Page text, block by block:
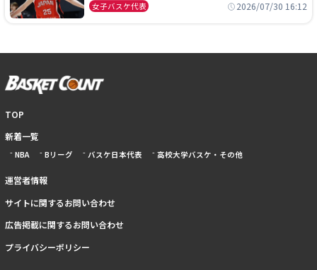
本開催の大舞台で頂点を狙う
女子バスケ代表 2026/07/30 16:12
TOP
新着一覧
NBA Bリーグ バスケ日本代表 高校大学バスケ・その他
運営者情報
サイトに関するお問い合わせ
広告掲載に関するお問い合わせ
プライバシーポリシー